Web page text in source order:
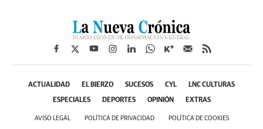
ACTUALIDAD EL BIERZO SUCESOS CYL LNC CULTURAS
ESPECIALES DEPORTES OPINIÓN EXTRAS
AVISO LEGAL POLÍTICA DE PRIVACIDAD POLÍTICA DE COOKIES